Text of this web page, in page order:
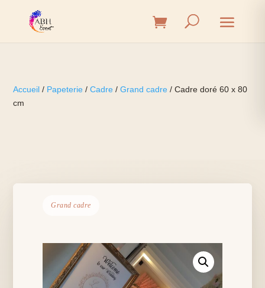
Accueil / Papeterie /Cadre /Grand cadre / Cadre doré 60 x 80
cm
Grand cadre